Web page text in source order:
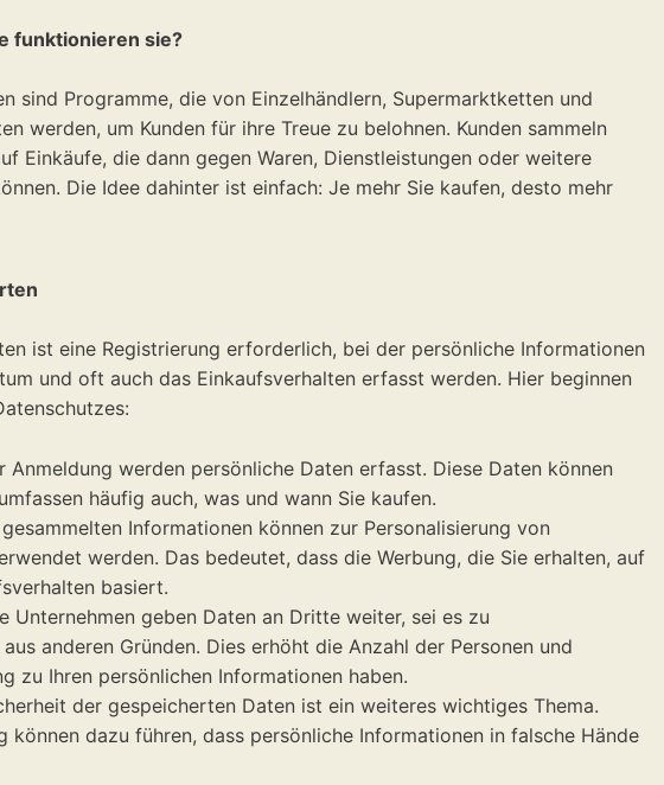
funktionieren sie?
sind Programme, die von Einzelhändlern, Supermarktketten und
werden, um Kunden für ihre Treue zu belohnen. Kunden sammeln
Einkäufe, die dann gegen Waren, Dienstleistungen oder weitere
Die Idee dahinter ist einfach: Je mehr Sie kaufen, desto mehr
ist eine Registrierung erforderlich, bei der persönliche Informationen
und oft auch das Einkaufsverhalten erfasst werden. Hier beginnen
Anmeldung werden persönliche Daten erfasst. Diese Daten können
häufig auch, was und wann Sie kaufen.
Informationen können zur Personalisierung von
werden. Das bedeutet, dass die Werbung, die Sie erhalten, auf
basiert.
Unternehmen geben Daten an Dritte weiter, sei es zu
anderen Gründen. Dies erhöht die Anzahl der Personen und
zu Ihren persönlichen Informationen haben.
der gespeicherten Daten ist ein weiteres wichtiges Thema.
können dazu führen, dass persönliche Informationen in falsche Hände